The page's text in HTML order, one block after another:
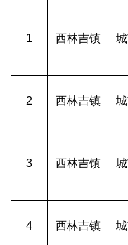
1 西林吉镇
2 西林吉镇
3 西林吉镇
4 西林吉镇